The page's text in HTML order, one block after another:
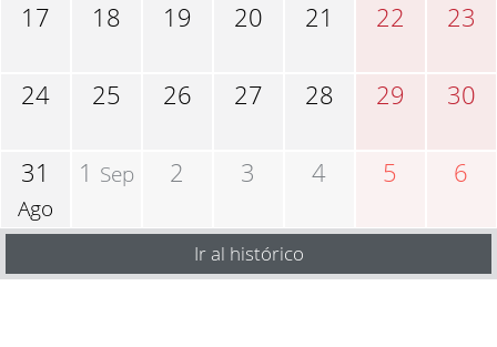
17 18 19 20 21 22 23
24 25 26 27 28 29 30
31
Ago
1 Sep 2 3 4 5 6
Ir al histórico